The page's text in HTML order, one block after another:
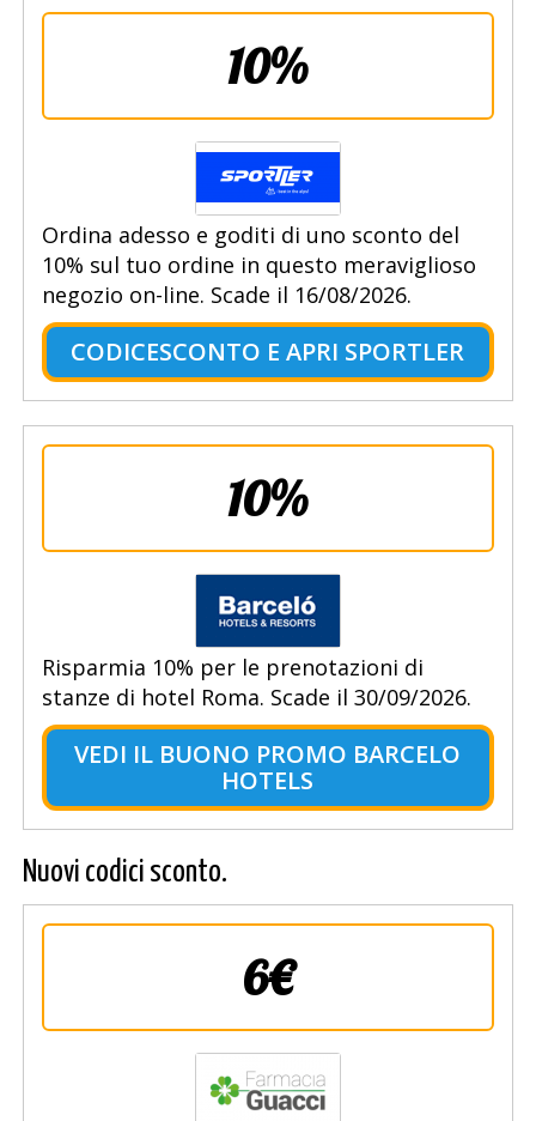
10%
Ordina adesso e goditi di uno sconto del
10% sul tuo ordine in questo meraviglioso
negozio on-line. Scade il 16/08/2026.
CODICESCONTO E APRI SPORTLER
10%
Risparmia 10% per le prenotazioni di
stanze di hotel Roma. Scade il 30/09/2026.
VEDI IL BUONO PROMO BARCELO
HOTELS
Nuovi codici sconto.
6€